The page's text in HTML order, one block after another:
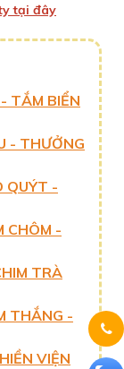
tại đây
TẮM BIỂN
- THƯỞNG
QUÝT -
CHÔM -
TRÀ
THẮNG -
VIỆN